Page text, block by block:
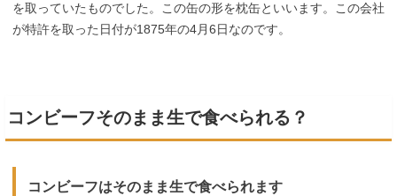
を取っていたものでした。この缶の形を枕缶といいます。この会社
が特許を取った日付が1875年の4月6日なのです。
コンビーフそのまま生で食べられる？
コンビーフはそのまま生で食べられます